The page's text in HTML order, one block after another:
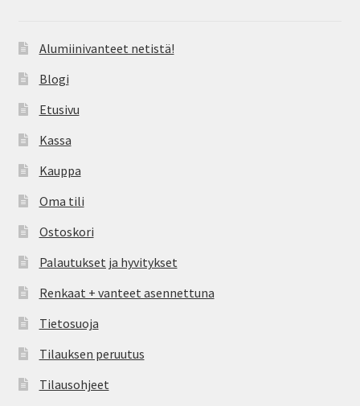
Alumiinivanteet netistä!
Blogi
Etusivu
Kassa
Kauppa
Oma tili
Ostoskori
Palautukset ja hyvitykset
Renkaat + vanteet asennettuna
Tietosuoja
Tilauksen peruutus
Tilausohjeet